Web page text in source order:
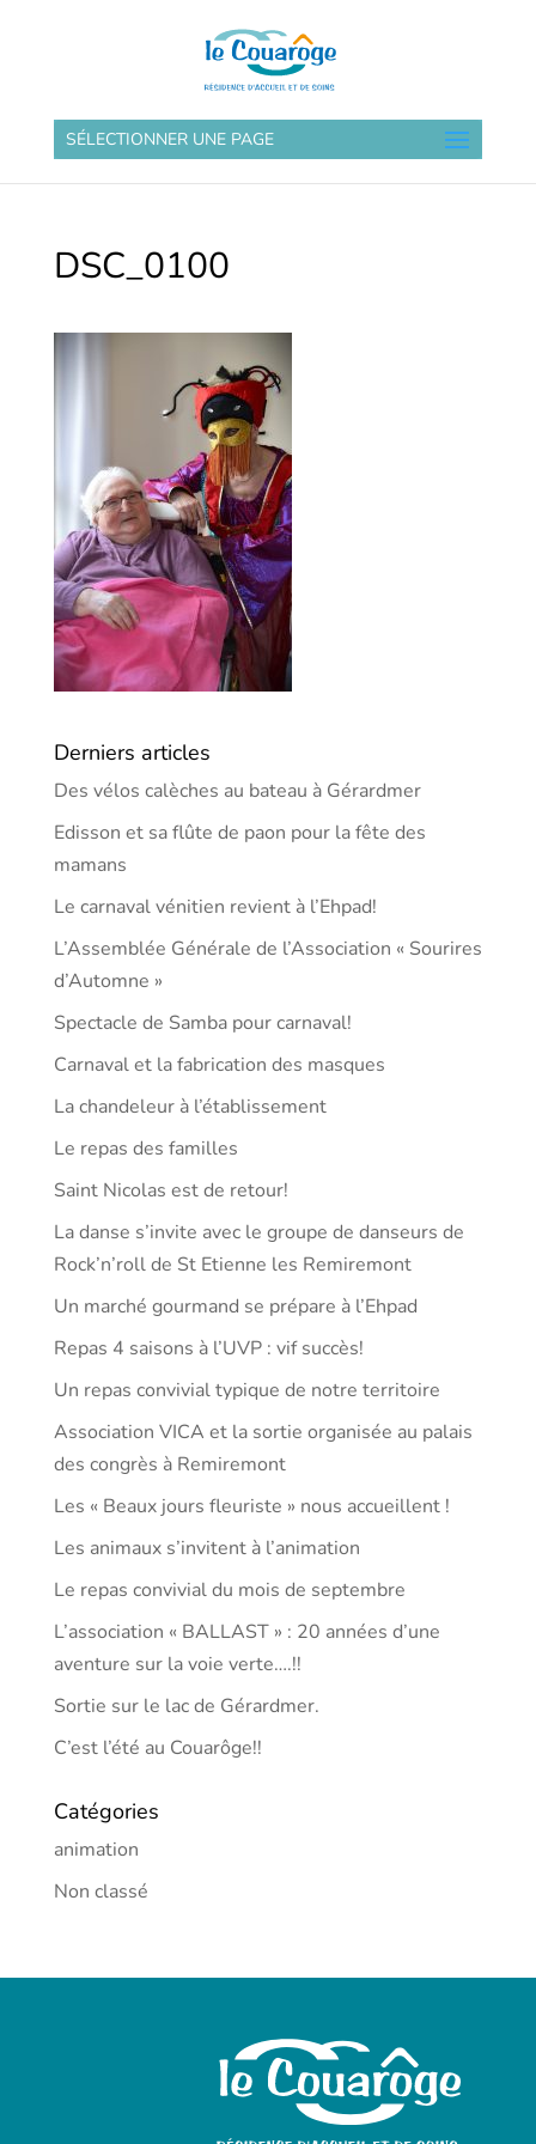
SÉLECTIONNER UNE PAGE
DSC_0100
Derniers articles
Des vélos calèches au bateau à Gérardmer
Edisson et sa flûte de paon pour la fête des
mamans
Le carnaval vénitien revient à l’Ehpad!
L’Assemblée Générale de l’Association « Sourires
d’Automne »
Spectacle de Samba pour carnaval!
Carnaval et la fabrication des masques
La chandeleur à l’établissement
Le repas des familles
Saint Nicolas est de retour!
La danse s’invite avec le groupe de danseurs de
Rock’n’roll de St Etienne les Remiremont
Un marché gourmand se prépare à l’Ehpad
Repas 4 saisons à l’UVP : vif succès!
Un repas convivial typique de notre territoire
Association VICA et la sortie organisée au palais
des congrès à Remiremont
Les « Beaux jours fleuriste » nous accueillent !
Les animaux s’invitent à l’animation
Le repas convivial du mois de septembre
L’association « BALLAST » : 20 années d’une
aventure sur la voie verte….!!
Sortie sur le lac de Gérardmer.
C’est l’été au Couarôge!!
Catégories
animation
Non classé